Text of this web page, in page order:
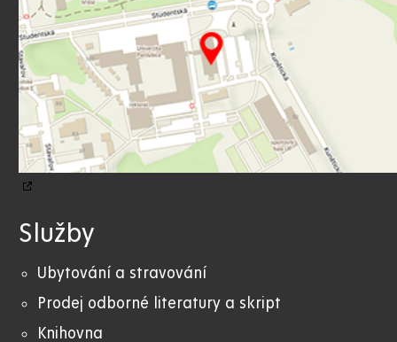
Služby
Ubytování a stravování
Prodej odborné literatury a skript
Knihovna